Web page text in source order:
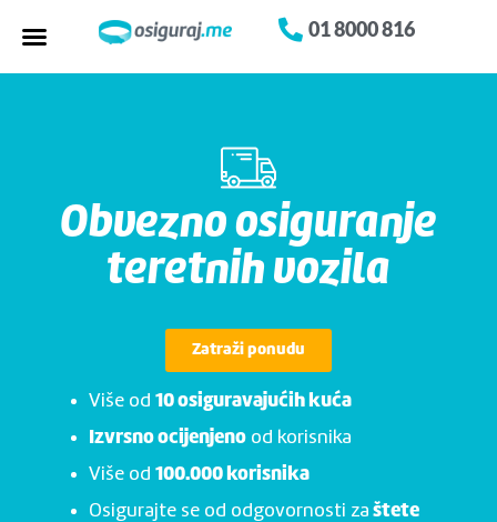
01 8000 816
Obvezno osiguranje
teretnih vozila
Zatraži ponudu
Više od 10 osiguravajućih kuća
Izvrsno ocijenjeno od korisnika
Više od 100.000 korisnika
Osigurajte se od odgovornosti za štete